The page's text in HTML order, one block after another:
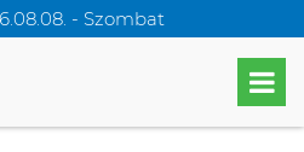
- Szombat